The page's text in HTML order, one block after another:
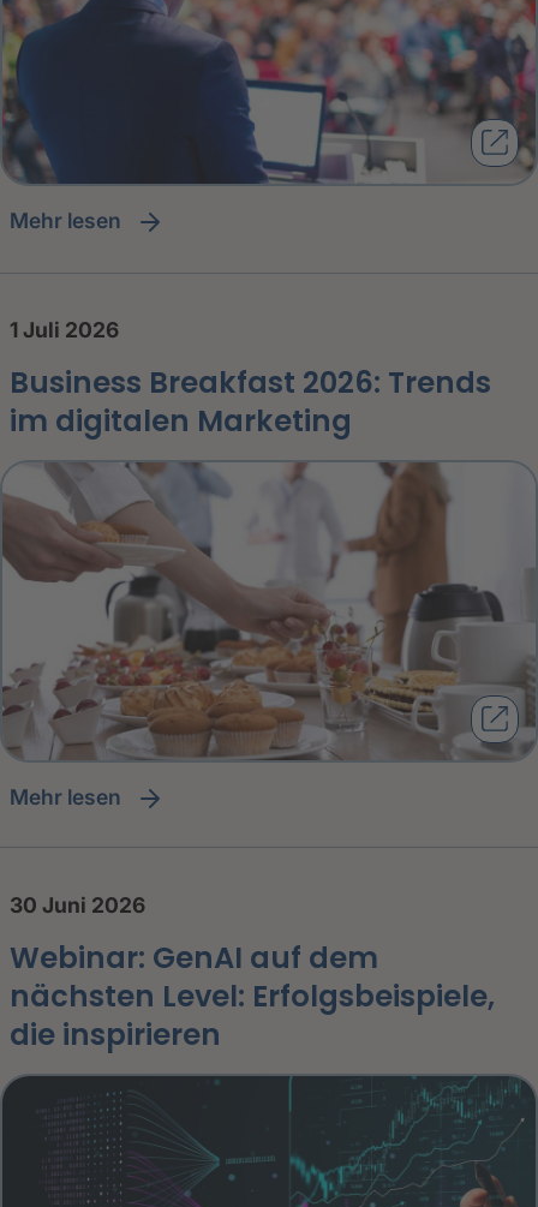
Mehr lesen
1 Juli 2026
Business Breakfast 2026: Trends
im digitalen Marketing
Mehr lesen
30 Juni 2026
Webinar: GenAI auf dem
nächsten Level: Erfolgsbeispiele,
die inspirieren